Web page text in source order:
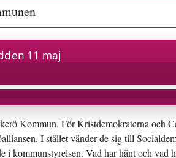
11 maj
Kommun. För Kristdemokraterna och
I stället vänder de sig till
i kommunstyrelsen. Vad har hänt och vad